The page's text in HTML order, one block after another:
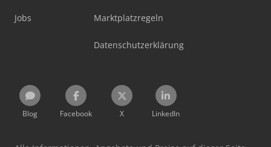
Jobs Marktplatzregeln
Datenschutzerklärung
Blog Facebook X LinkedIn